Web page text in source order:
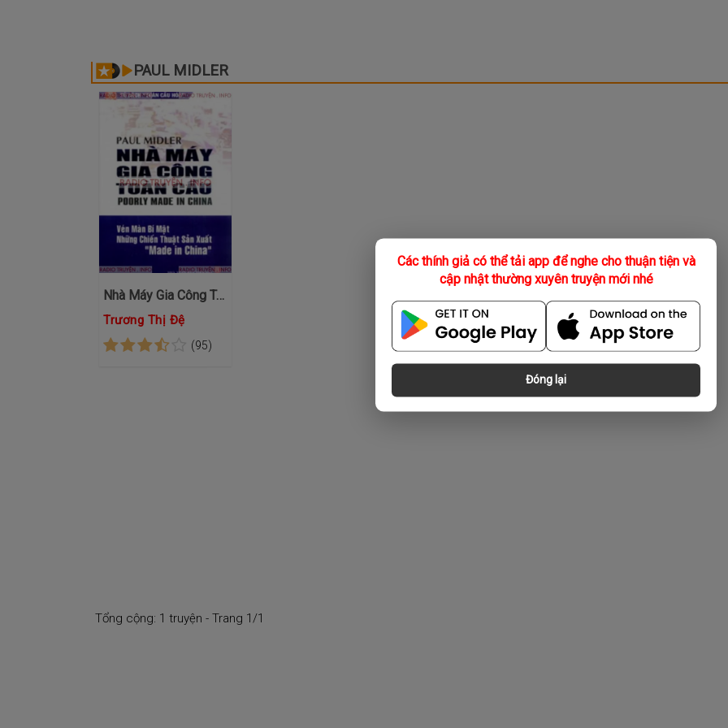
Các thính giả có thể tải app để nghe cho thuận tiện và
cập nhật thường xuyên truyện mới nhé
Đóng lại
PAUL MIDLER
Nhà Máy Gia Công Toàn Cầu
Trương Thị Đệ
(95)
Tổng cộng: 1 truyện - Trang 1/1